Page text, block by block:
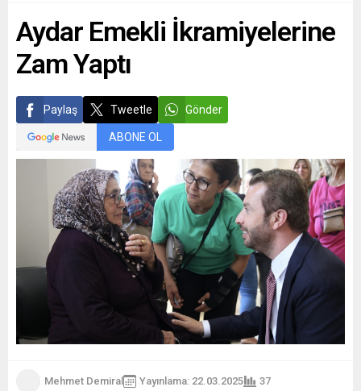
Aydar Emekli İkramiyelerine
Zam Yaptı
Paylaş Tweetle Gönder
ABONE OL
Mehmet Demiral Yayınlama: 22.03.2025 37